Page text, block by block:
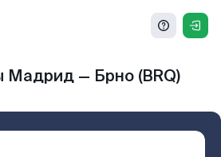
Мадрид — Брно (BRQ)